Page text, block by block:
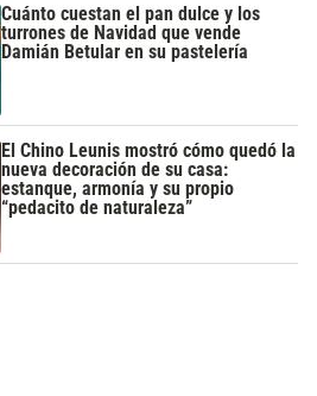
Cuánto cuestan el pan dulce y los
turrones de Navidad que vende
Damián Betular en su pastelería
El Chino Leunis mostró cómo quedó la
nueva decoración de su casa:
estanque, armonía y su propio
“pedacito de naturaleza”